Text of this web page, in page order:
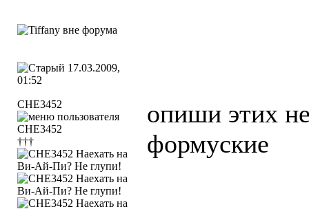
17.03.2009,
01:52
CHE3452
†††
опиши этих
формуские